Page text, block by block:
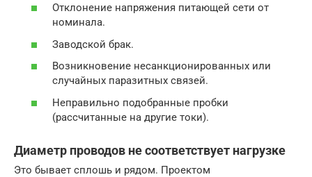
Отклонение напряжения питающей сети от
номинала.
Заводской брак.
Возникновение несанкционированных или
случайных паразитных связей.
Неправильно подобранные пробки
(рассчитанные на другие токи).
Диаметр проводов не соответствует нагрузке
Это бывает сплошь и рядом. Проектом